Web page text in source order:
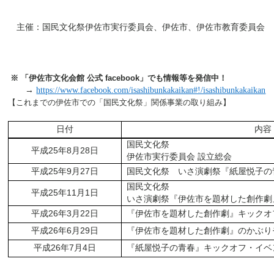
主催：国民文化祭伊佐市実行委員会、伊佐市、伊佐市教育委員会
※ 「伊佐市文化会館 公式 facebook 」でも情報等を発信中！
→ https://www.facebook.com/isashibunkakaikan#!/isashibunkakaikan
【これまでの伊佐市での「国民文化祭」関係事業の取り組み】
日付 内容
平成25年8 月28 日
国民文化祭
伊佐市実行委員会 設立総会
平成25年9 月27 日 国民文化祭 いさ演劇祭『紙屋悦子の
平成25年11 月 1 日
国民文化祭
いさ演劇祭『伊佐市を題材した創作
平成26年3 月22 日
『伊佐市を題材した創作劇』キック
平成26年6 月29 日
『伊佐市を題材した創作劇』のかぶ
平成26年7 月4 日 『紙屋悦子の青春』キックオフ・イ